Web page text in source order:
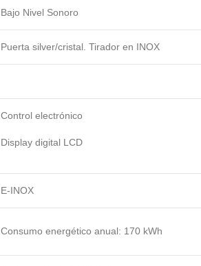
Bajo Nivel Sonoro
Puerta silver/cristal. Tirador en INOX
Control electrónico
Display digital LCD
E-INOX
Consumo energético anual: 170 kWh